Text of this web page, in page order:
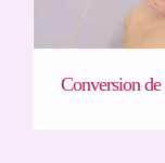
Conversion